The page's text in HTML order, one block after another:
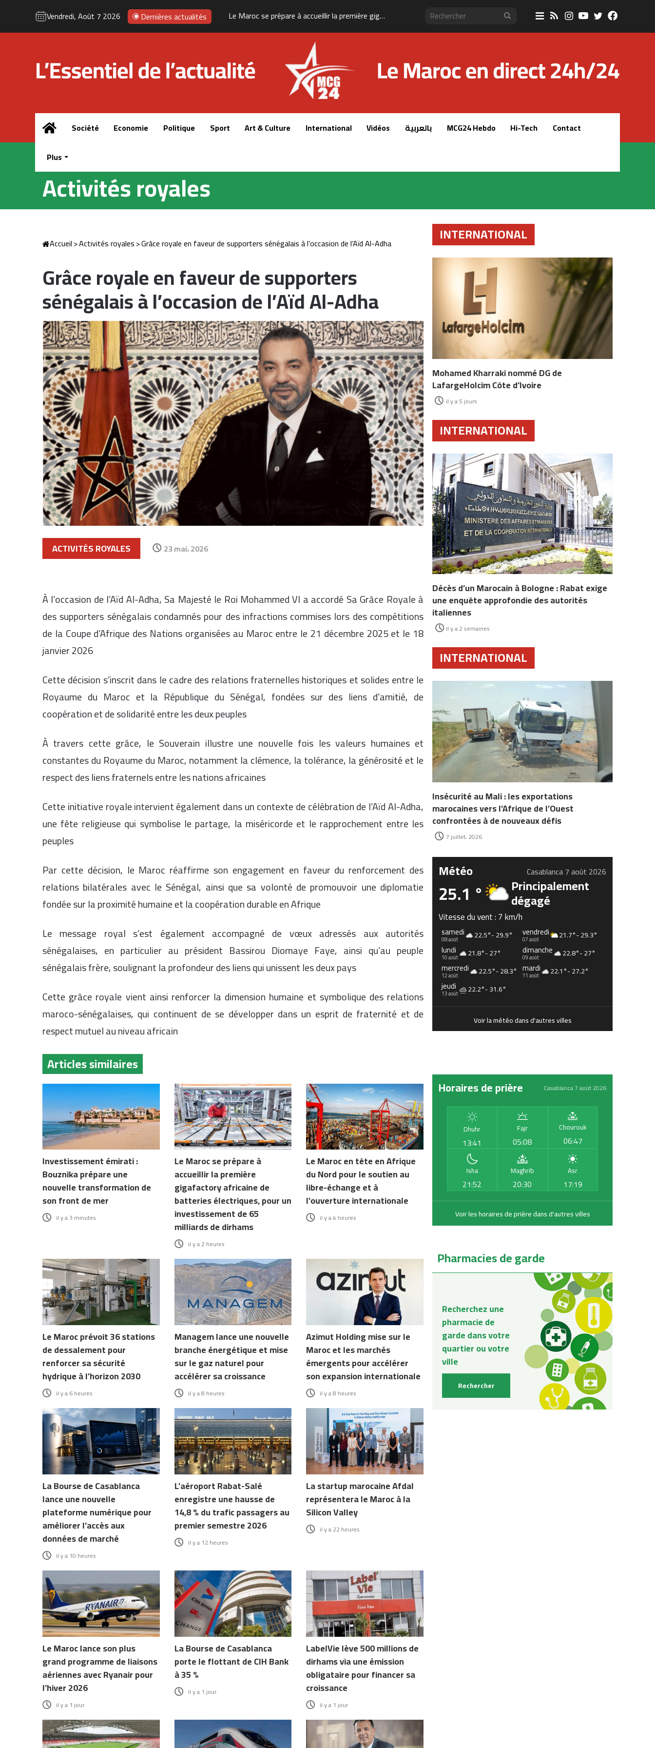
Vendredi, Août 7 2026 Dernières actualités RechercherSidebar
(barre
RSSInstagram
YouTube
Twitter
AccueilSociété Economie Politique Sport Art & Culture International Vidéos بالعربية MCG24 Hebdo Hi-Tech
Contact
Plus
Activités royales
Accueil>Activités royales>Grâce royale en faveur de supporters sénégalais à l’occasion de l’Aïd Al-Adha
Grâce royale en faveur de supporters
sénégalais à l’occasion de l’Aïd Al-Adha
ACTIVITÉS ROYALES 23 mai، 2026
À l’occasion de l’Aïd Al-Adha, Sa Majesté le Roi Mohammed VI a accordé Sa Grâce Royale à
des supporters sénégalais condamnés pour des infractions commises lors des compétitions
de la Coupe d’Afrique des Nations organisées au Maroc entre le 21 décembre 2025 et le 18
janvier 2026
Cette décision s’inscrit dans le cadre des relations fraternelles historiques et solides entre le
Royaume du Maroc et la République du Sénégal, fondées sur des liens d’amitié, de
coopération et de solidarité entre les deux peuples
À travers cette grâce, le Souverain illustre une nouvelle fois les valeurs humaines et
constantes du Royaume du Maroc, notamment la clémence, la tolérance, la générosité et le
respect des liens fraternels entre les nations africaines
Cette initiative royale intervient également dans un contexte de célébration de l’Aïd Al-Adha,
une fête religieuse qui symbolise le partage, la miséricorde et le rapprochement entre les
peuples
Par cette décision, le Maroc réaffirme son engagement en faveur du renforcement des
relations bilatérales avec le Sénégal, ainsi que sa volonté de promouvoir une diplomatie
fondée sur la proximité humaine et la coopération durable en Afrique
Le message royal s’est également accompagné de vœux adressés aux autorités
sénégalaises, en particulier au président Bassirou Diomaye Faye, ainsi qu’au peuple
sénégalais frère, soulignant la profondeur des liens qui unissent les deux pays
Cette grâce royale vient ainsi renforcer la dimension humaine et symbolique des relations
maroco-sénégalaises, qui continuent de se développer dans un esprit de fraternité et de
respect mutuel au niveau africain
Articles similaires
Investissement émirati :
Bouznika prépare une
nouvelle transformation de
son front de mer
il y a 3 minutes
Le Maroc se prépare à
accueillir la première
gigafactory africaine de
batteries électriques, pour un
investissement de 65
milliards de dirhams
il y a 2 heures
Le Maroc en tête en Afrique
du Nord pour le soutien au
libre-échange et à
l’ouverture internationale
il y a 4 heures
Le Maroc prévoit 36 stations
de dessalement pour
renforcer sa sécurité
hydrique à l’horizon 2030
il y a 6 heures
Managem lance une nouvelle
branche énergétique et mise
sur le gaz naturel pour
accélérer sa croissance
il y a 8 heures
Azimut Holding mise sur le
Maroc et les marchés
émergents pour accélérer
son expansion internationale
il y a 8 heures
La Bourse de Casablanca
lance une nouvelle
plateforme numérique pour
améliorer l’accès aux
données de marché
il y a 10 heures
L’aéroport Rabat-Salé
enregistre une hausse de
14,8 % du trafic passagers au
premier semestre 2026
il y a 12 heures
La startup marocaine Afdal
représentera le Maroc à la
Silicon Valley
il y a 22 heures
Le Maroc lance son plus
grand programme de liaisons
aériennes avec Ryanair pour
l’hiver 2026
il y a 1 jour
La Bourse de Casablanca
porte le flottant de CIH Bank
à 35 %
il y a 1 jour
LabelVie lève 500 millions de
dirhams via une émission
obligataire pour financer sa
croissance
il y a 1 jour
INTERNATIONAL
Mohamed Kharraki nommé DG de
LafargeHolcim Côte d’Ivoire
il y a 5 jours
INTERNATIONAL
Décès d’un Marocain à Bologne : Rabat exige
une enquête approfondie des autorités
italiennes
il y a 2 semaines
INTERNATIONAL
Insécurité au Mali : les exportations
marocaines vers l’Afrique de l’Ouest
confrontées à de nouveaux défis
7 juillet، 2026